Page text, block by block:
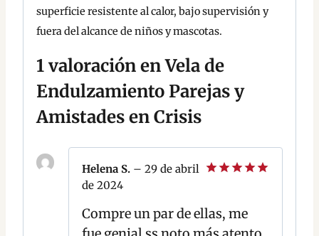
superficie resistente al calor, bajo supervisión y
fuera del alcance de niños y mascotas.
1 valoración enVela de
Endulzamiento Parejas y
Amistades en Crisis
Helena S. – 29 de abril
de 2024
Compre un par de ellas, me